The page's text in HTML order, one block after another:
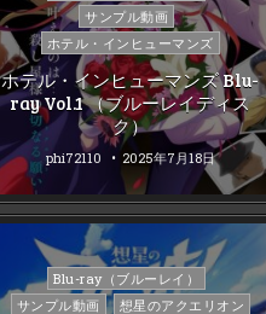
in
サンプル動画
ホテル・インヒューマンズ
ホテル・インヒューマンズ Blu-
ray Vol.1 （ブルーレイディス
ク）
phi72110 2025年7月18日
Posted
in
Blu-ray（ブルーレイ）
サンプル動画
想星のアクエリオン